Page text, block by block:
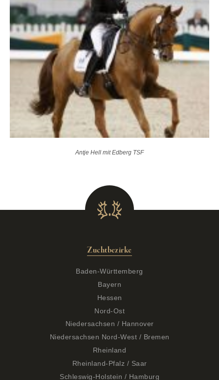
Antje Hell mit Edberg TSF
Zuchtbezirke
Baden-Württemberg
Bayern
Hessen
Nord-Ost
Niedersachsen / Hannover
Niedersachsen Nord-West / Bremen
Rheinland
Rheinland-Pfalz / Saar
Schleswig-Holstein / Hamburg